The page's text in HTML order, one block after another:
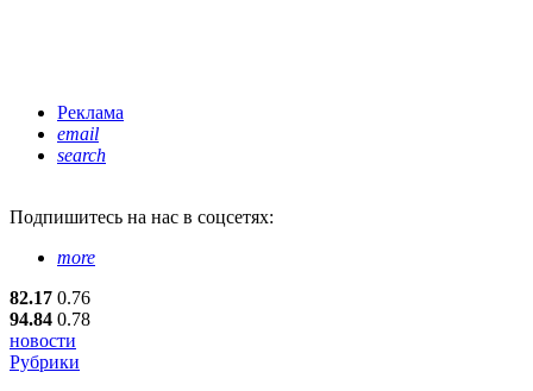
Реклама
email
search
Подпишитесь на нас в соцсетях:
more
82.17 0.76
94.84 0.78
новости
Рубрики